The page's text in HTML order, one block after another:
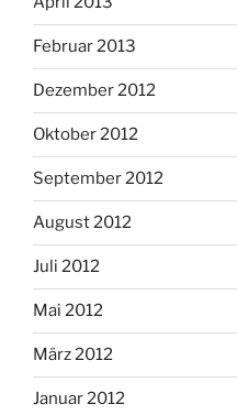
Februar 2013
Dezember 2012
Oktober 2012
September 2012
August 2012
Juli 2012
Mai 2012
März 2012
Januar 2012